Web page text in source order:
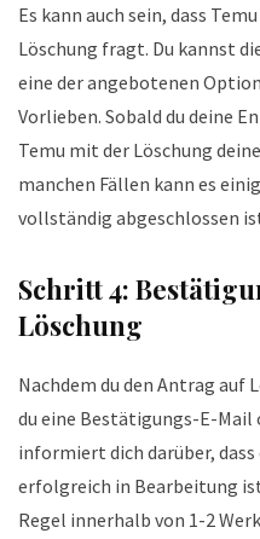
Es kann auch sein, dass
Löschung fragt. Du kannst
eine der angebotenen
Vorlieben. Sobald du deine
Temu mit der Löschung
manchen Fällen kann es
vollständig abgeschlossen
Schritt 4:
Löschung
Nachdem du den Antrag
du eine Bestätigungs-E-Mail
informiert dich darüber, dass
erfolgreich in Bearbeitung
Regel innerhalb von 1-2